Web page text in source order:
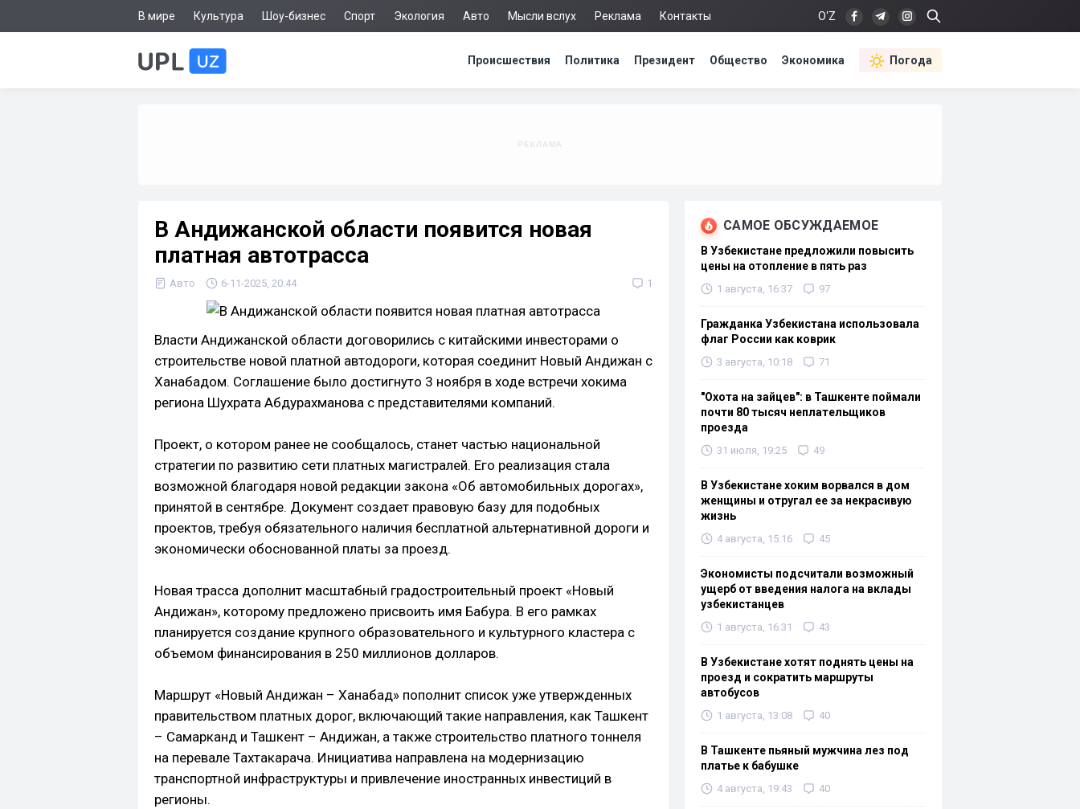
В мире Культура Шоу-бизнес Спорт Экология Авто Мысли вслух Реклама Контакты O‘Z
Происшествия Политика Президент Общество Экономика Погода
В Андижанской области появится новая
платная автотрасса
Авто 6-11-2025, 20:44 1
Власти Андижанской области договорились с китайскими инвесторами о
строительстве новой платной автодороги, которая соединит Новый Андижан с
Ханабадом. Соглашение было достигнуто 3 ноября в ходе встречи хокима
региона Шухрата Абдурахманова с представителями компаний.
Проект, о котором ранее не сообщалось, станет частью национальной
стратегии по развитию сети платных магистралей. Его реализация стала
возможной благодаря новой редакции закона «Об автомобильных дорогах»,
принятой в сентябре. Документ создает правовую базу для подобных
проектов, требуя обязательного наличия бесплатной альтернативной дороги и
экономически обоснованной платы за проезд.
Новая трасса дополнит масштабный градостроительный проект «Новый
Андижан», которому предложено присвоить имя Бабура. В его рамках
планируется создание крупного образовательного и культурного кластера с
объемом финансирования в 250 миллионов долларов.
Маршрут «Новый Андижан – Ханабад» пополнит список уже утвержденных
правительством платных дорог, включающий такие направления, как Ташкент
– Самарканд и Ташкент – Андижан, а также строительство платного тоннеля
на перевале Тахтакарача. Инициатива направлена на модернизацию
транспортной инфраструктуры и привлечение иностранных инвестиций в
регионы.
САМОЕ ОБСУЖДАЕМОЕ
В Узбекистане предложили повысить
цены на отопление в пять раз
1 августа, 16:37 97
Гражданка Узбекистана использовала
флаг России как коврик
3 августа, 10:18 71
"Охота на зайцев": в Ташкенте поймали
почти 80 тысяч неплательщиков
проезда
31 июля, 19:25 49
В Узбекистане хоким ворвался в дом
женщины и отругал ее за некрасивую
жизнь
4 августа, 15:16 45
Экономисты подсчитали возможный
ущерб от введения налога на вклады
узбекистанцев
1 августа, 16:31 43
В Узбекистане хотят поднять цены на
проезд и сократить маршруты
автобусов
1 августа, 13:08 40
В Ташкенте пьяный мужчина лез под
платье к бабушке
4 августа, 19:43 40